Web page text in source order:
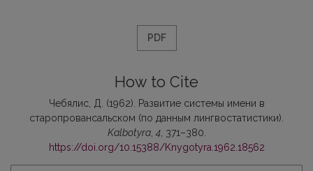
PDF
How to Cite
Чебялис, Д. (1962). Развитие системы имени в
старопровансальском (по данным лингвостатистики).
Kalbotyra,4, 371–380.
https://doi.org/10.15388/Knygotyra.1962.18562